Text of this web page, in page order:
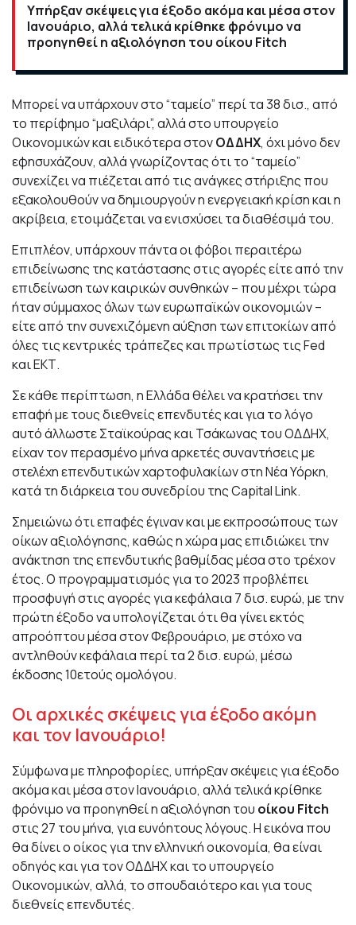
Υπήρξαν σκέψεις για έξοδο ακόμα και μέσα στον
Ιανουάριο, αλλά τελικά κρίθηκε φρόνιμο να
προηγηθεί η αξιολόγηση του οίκου Fitch
Μπορεί να υπάρχουν στο “ταμείο” περί τα 38 δισ., από
το περίφημο “μαξιλάρι”, αλλά στο υπουργείο
Οικονομικών και ειδικότερα στονΟΔΔΗΧ, όχι μόνο δεν
εφησυχάζουν, αλλά γνωρίζοντας ότι το “ταμείο”
συνεχίζει να πιέζεται από τις ανάγκες στήριξης που
εξακολουθούν να δημιουργούν η ενεργειακή κρίση και η
ακρίβεια, ετοιμάζεται να ενισχύσει τα διαθέσιμά του.
Επιπλέον, υπάρχουν πάντα οι φόβοι περαιτέρω
επιδείνωσης της κατάστασης στις αγορές είτε από την
επιδείνωση των καιρικών συνθηκών – που μέχρι τώρα
ήταν σύμμαχος όλων των ευρωπαϊκών οικονομιών –
είτε από την συνεχιζόμενη αύξηση των επιτοκίων από
όλες τις κεντρικές τράπεζες και πρωτίστως τις Fed
και ΕΚΤ.
Σε κάθε περίπτωση, η Ελλάδα θέλει να κρατήσει την
επαφή με τους διεθνείς επενδυτές και για το λόγο
αυτό άλλωστε Σταϊκούρας και Τσάκωνας του ΟΔΔΗΧ,
είχαν τον περασμένο μήνα αρκετές συναντήσεις με
στελέχη επενδυτικών χαρτοφυλακίων στη Νέα Υόρκη,
κατά τη διάρκεια του συνεδρίου της Capital Link.
Σημειώνω ότι επαφές έγιναν και με εκπροσώπους των
οίκων αξιολόγησης, καθώς η χώρα μας επιδιώκει την
ανάκτηση της επενδυτικής βαθμίδας μέσα στο τρέχον
έτος. Ο προγραμματισμός για το 2023 προβλέπει
προσφυγή στις αγορές για κεφάλαια 7 δισ. ευρώ, με την
πρώτη έξοδο να υπολογίζεται ότι θα γίνει εκτός
απροόπτου μέσα στον Φεβρουάριο, με στόχο να
αντληθούν κεφάλαια περί τα 2 δισ. ευρώ, μέσω
έκδοσης 10ετούς ομολόγου.
Οι αρχικές σκέψεις για έξοδο ακόμη
και τον Ιανουάριο!
Σύμφωνα με πληροφορίες, υπήρξαν σκέψεις για έξοδο
ακόμα και μέσα στον Ιανουάριο, αλλά τελικά κρίθηκε
φρόνιμο να προηγηθεί η αξιολόγηση του οίκου Fitch
στις 27 του μήνα, για ευνόητους λόγους. Η εικόνα που
θα δίνει ο οίκος για την ελληνική οικονομία, θα είναι
οδηγός και για τον ΟΔΔΗΧ και το υπουργείο
Οικονομικών, αλλά, το σπουδαιότερο και για τους
διεθνείς επενδυτές.